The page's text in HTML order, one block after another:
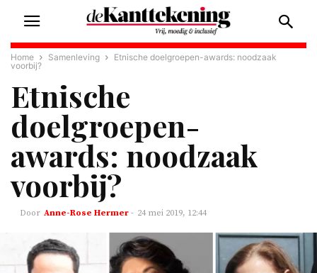
Home Samenleving
Etnische doelgroepen-awards: noodzaak
voorbij?
Etnische
doelgroepen-
awards: noodzaak
voorbij?
Anne-Rose Hermer - 24 mei 2019, 12:44